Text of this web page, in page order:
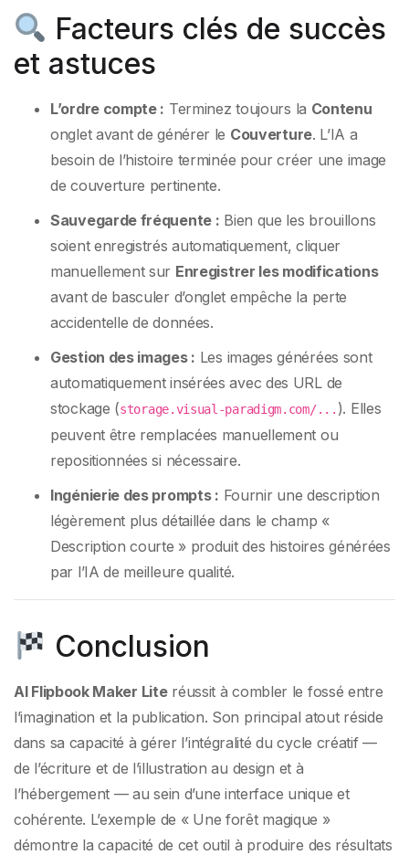
Facteurs clés de succès
et astuces
L’ordre compte : Terminez toujours la Contenu
onglet avant de générer le Couverture. L’IA a
besoin de l’histoire terminée pour créer une image
de couverture pertinente.
Sauvegarde fréquente : Bien que les brouillons
soient enregistrés automatiquement, cliquer
manuellement sur Enregistrer les modifications
avant de basculer d’onglet empêche la perte
accidentelle de données.
Gestion des images : Les images générées sont
automatiquement insérées avec des URL de
stockage (storage.visual-paradigm.com/... ). Elles
peuvent être remplacées manuellement ou
repositionnées si nécessaire.
Ingénierie des prompts : Fournir une description
légèrement plus détaillée dans le champ «
Description courte » produit des histoires générées
par l’IA de meilleure qualité.
Conclusion
AI Flipbook Maker Literéussit à combler le fossé entre
l’imagination et la publication. Son principal atout réside
dans sa capacité à gérer l’intégralité du cycle créatif —
de l’écriture et de l’illustration au design et à
l’hébergement — au sein d’une interface unique et
cohérente. L’exemple de « Une forêt magique »
démontre la capacité de cet outil à produire des résultats